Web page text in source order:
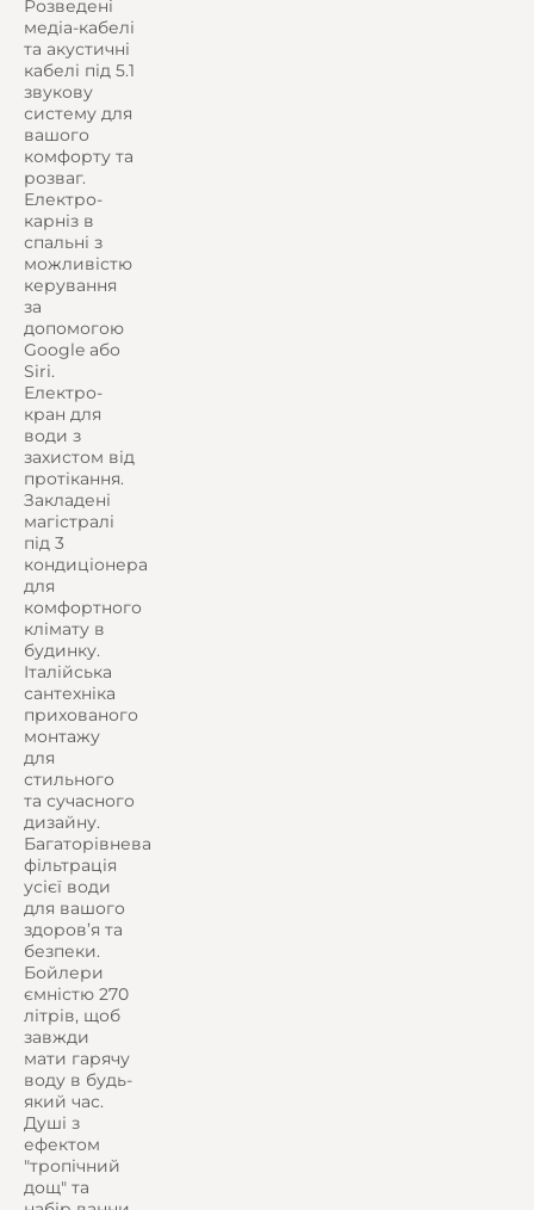
Розведені
медіа-кабелі
та акустичні
кабелі під 5.1
звукову
систему для
вашого
комфорту та
розваг.
Електро-
карніз в
спальні з
можливістю
керування
за
допомогою
Google або
Siri.
Електро-
кран для
води з
захистом від
протікання.
Закладені
магістралі
під 3
кондиціонера
для
комфортного
клімату в
будинку.
Італійська
сантехніка
прихованого
монтажу
для
стильного
та сучасного
дизайну.
Багаторівнева
фільтрація
усієї води
для вашого
здоров’я та
безпеки.
Бойлери
ємністю 270
літрів, щоб
завжди
мати гарячу
воду в будь-
який час.
Душі з
ефектом
"тропічний
дощ" та